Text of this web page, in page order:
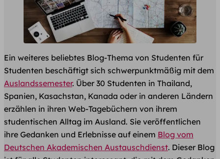
Ein weiteres beliebtes Blog-Thema von Studenten für
Studenten beschäftigt sich schwerpunktmäßig mit dem
Auslandssemester. Über 30 Studenten in Thailand,
Spanien, Kasachstan, Kanada oder in anderen Ländern
erzählen in ihren Web-Tagebüchern von ihrem
studentischen Alltag im Ausland. Sie veröffentlichen
ihre Gedanken und Erlebnisse auf einem Blog vom
Deutschen Akademischen Austauschdienst. Dieser Blog